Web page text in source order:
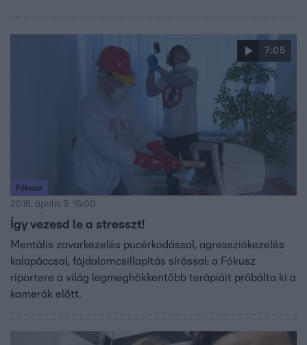
7:05
Fókusz
2018. április 3. 16:00
Így vezesd le a stresszt!
Mentális zavarkezelés pucérkodással, agressziókezelés
kalapáccsal, fájdalomcsillapítás sírással: a Fókusz
riportere a világ legmeghökkentőbb terápiáit próbálta ki a
kamerák előtt.